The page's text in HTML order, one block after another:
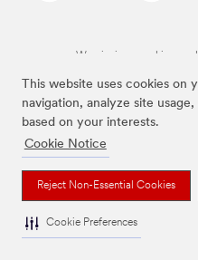
This website uses cookies on
navigation, analyze site
based on your interests.
Cookie Notice
Reject Non-Essential Cookies
Cookie Preferences
Wymienione marki są